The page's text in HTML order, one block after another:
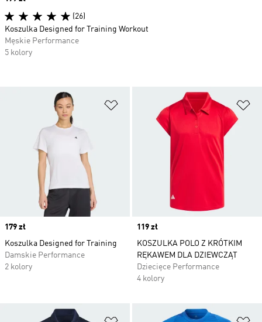
Dodaj do listy życzeń
Price
179 zł
Koszulka Designed for Training
Damskie Performance
2 kolory
Price
119 zł
KOSZULKA POLO Z KRÓTKIM
RĘKAWEM DLA DZIEWCZĄT
Dziecięce Performance
4 kolory
Dodaj do listy życzeń
(26)
Koszulka Designed for Training Workout
Męskie Performance
5 kolory